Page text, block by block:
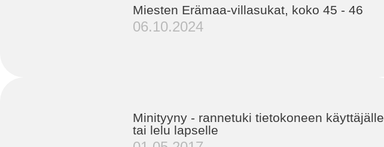
Miesten Erämaa-villasukat, koko 45 - 46
06.10.2024
Minityyny - rannetuki tietokoneen käyttäjälle
tai lelu lapselle